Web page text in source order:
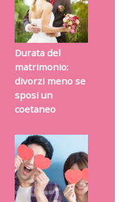
Durata del
matrimonio:
divorzi meno se
sposi un
coetaneo